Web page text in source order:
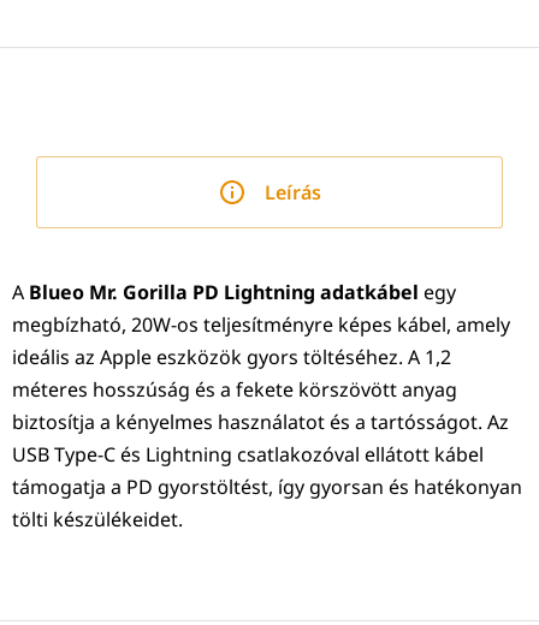
Leírás
A Blueo Mr. Gorilla PD Lightning adatkábel egy
megbízható, 20W-os teljesítményre képes kábel, amely
ideális az Apple eszközök gyors töltéséhez. A 1,2
méteres hosszúság és a fekete körszövött anyag
biztosítja a kényelmes használatot és a tartósságot. Az
USB Type-C és Lightning csatlakozóval ellátott kábel
támogatja a PD gyorstöltést, így gyorsan és hatékonyan
tölti készülékeidet.